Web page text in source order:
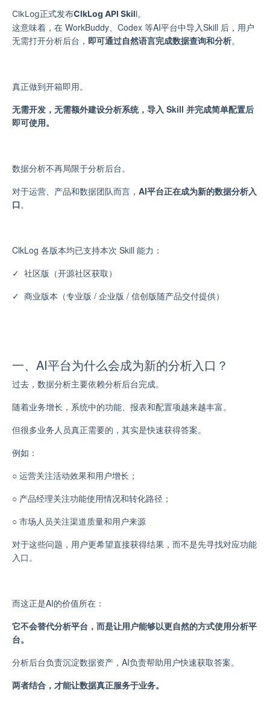
ClkLog正式发布ClkLog API Skill。
这意味着， 在 WorkBuddy、Codex 等AI平台中导入Skill 后，用户
无需打开分析后台 ， 即可通过自然语言完成数据查询和分析。
真正做到开箱即用。
无需开发，无需额外建设分析系统，导入 Skill 并完成简单配置后
即可使用。
数据分析不再局限于分析后台。
对于运营、产品和数据团队而言， AI平台正在成为新的数据分析入
口。
ClkLog 各版本均已支持本次 Skill 能力：
✓ 社区版（开源社区获取）
✓ 商业版本（专业版 / 企业版 / 信创版随产品交付提供）
一、AI平台为什么会成为新的分析入口？
过去，数据分析主要依赖分析后台完成。
随着业务增长，系统中的功能、报表和配置项越来越丰富。
但很多业务人员真正需要的，其实是快速获得答案。
例如：
○ 运营关注活动效果和用户增长；
○ 产品经理关注功能使用情况和转化路径；
○ 市场人员关注渠道质量和用户来源
对于这些问题，用户更希望直接获得结果，而不是先寻找对应功能
入口。
而这正是AI的价值所在：
它不会替代分析平台，而是让用户能够以更自然的方式使用分析平
台。
分析后台负责沉淀数据资产，AI负责帮助用户快速获取答案。
两者结合，才能让数据真正服务于业务。